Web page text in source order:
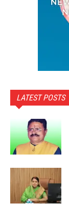
LATEST POSTS